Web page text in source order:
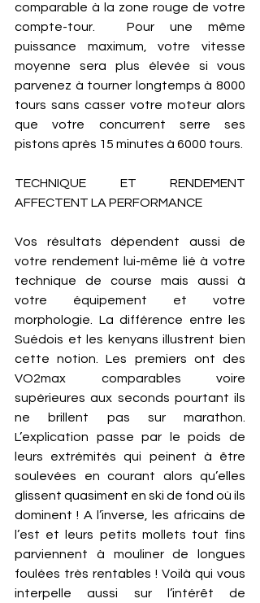
comparable à la zone rouge de votre
compte-tour.  Pour une même
puissance maximum, votre vitesse
moyenne sera plus élevée si vous
parvenez à tourner longtemps à 8000
tours sans casser votre moteur alors
que votre concurrent serre ses
pistons après 15 minutes à 6000 tours.
TECHNIQUE ET RENDEMENT
AFFECTENT LA PERFORMANCE
Vos résultats dépendent aussi de
votre rendement lui-même lié à votre
technique de course mais aussi à
votre équipement et votre
morphologie. La différence entre les
Suédois et les kenyans illustrent bien
cette notion. Les premiers ont des
VO2max comparables voire
supérieures aux seconds pourtant ils
ne brillent pas sur marathon.
L’explication passe par le poids de
leurs extrémités qui peinent à être
soulevées en courant alors qu’elles
glissent quasiment en ski de fond où ils
dominent ! A l’inverse, les africains de
l’est et leurs petits mollets tout fins
parviennent à mouliner de longues
foulées très rentables ! Voilà qui vous
interpelle aussi sur l’intérêt de